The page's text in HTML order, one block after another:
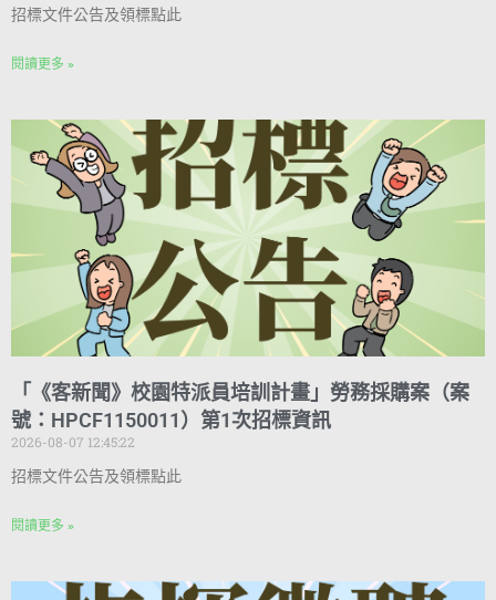
招標文件公告及領標點此
閱讀更多 »
「《客新聞》校園特派員培訓計畫」勞務採購案（案
號：HPCF1150011）第1次招標資訊
2026-08-07 12:45:22
招標文件公告及領標點此
閱讀更多 »